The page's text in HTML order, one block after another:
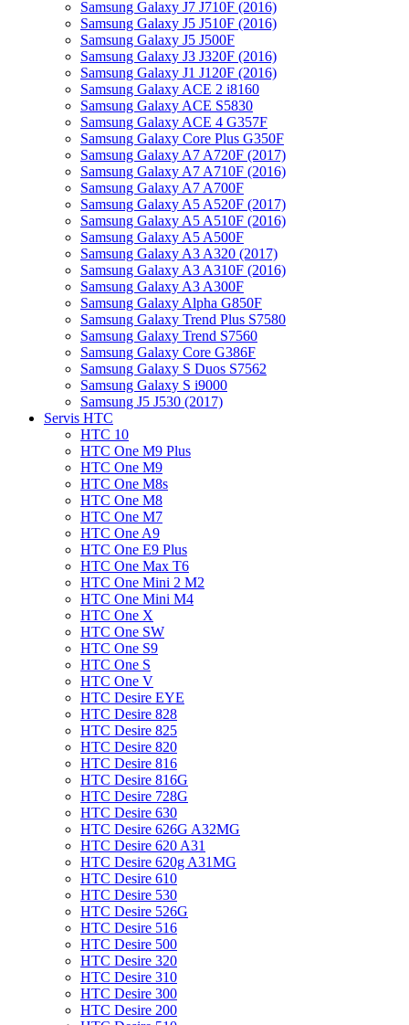
Samsung Galaxy J7 J710F (2016)
Samsung Galaxy J5 J510F (2016)
Samsung Galaxy J5 J500F
Samsung Galaxy J3 J320F (2016)
Samsung Galaxy J1 J120F (2016)
Samsung Galaxy ACE 2 i8160
Samsung Galaxy ACE S5830
Samsung Galaxy ACE 4 G357F
Samsung Galaxy Core Plus G350F
Samsung Galaxy A7 A720F (2017)
Samsung Galaxy A7 A710F (2016)
Samsung Galaxy A7 A700F
Samsung Galaxy A5 A520F (2017)
Samsung Galaxy A5 A510F (2016)
Samsung Galaxy A5 A500F
Samsung Galaxy A3 A320 (2017)
Samsung Galaxy A3 A310F (2016)
Samsung Galaxy A3 A300F
Samsung Galaxy Alpha G850F
Samsung Galaxy Trend Plus S7580
Samsung Galaxy Trend S7560
Samsung Galaxy Core G386F
Samsung Galaxy S Duos S7562
Samsung Galaxy S i9000
Samsung J5 J530 (2017)
Servis HTC
HTC 10
HTC One M9 Plus
HTC One M9
HTC One M8s
HTC One M8
HTC One M7
HTC One A9
HTC One E9 Plus
HTC One Max T6
HTC One Mini 2 M2
HTC One Mini M4
HTC One X
HTC One SW
HTC One S9
HTC One S
HTC One V
HTC Desire EYE
HTC Desire 828
HTC Desire 825
HTC Desire 820
HTC Desire 816
HTC Desire 816G
HTC Desire 728G
HTC Desire 630
HTC Desire 626G A32MG
HTC Desire 620 A31
HTC Desire 620g A31MG
HTC Desire 610
HTC Desire 530
HTC Desire 526G
HTC Desire 516
HTC Desire 500
HTC Desire 320
HTC Desire 310
HTC Desire 300
HTC Desire 200